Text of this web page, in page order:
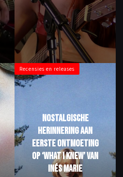
Recensies en releases
Nostalgische
herinnering aan
eerste ontmoeting
op ‘What I Knew’ van
Inés Marie